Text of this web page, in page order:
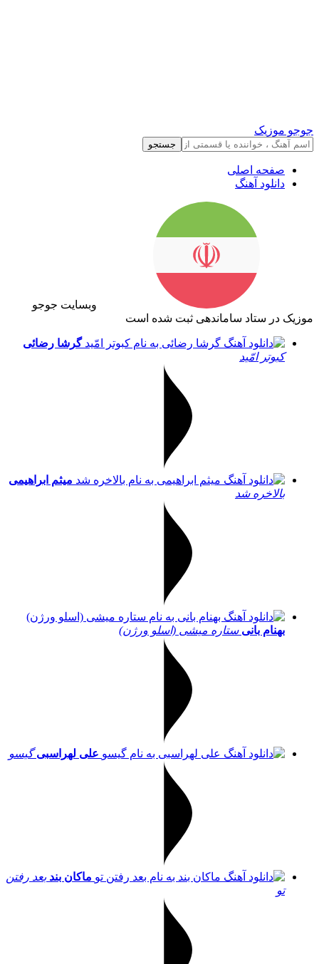
جوجو موزیک
جستجو
صفحه اصلی
دانلود آهنگ
وبسایت جوجو
موزیک در ستاد ساماندهی ثبت شده است
گرشا رضائی
کبوتر امّید
میثم ابراهیمی
بالاخره شد
بهنام بانی ستاره میشی (اسلو ورژن)
علی لهراسبی گیسو
ماکان بند بعد رفتن
تو